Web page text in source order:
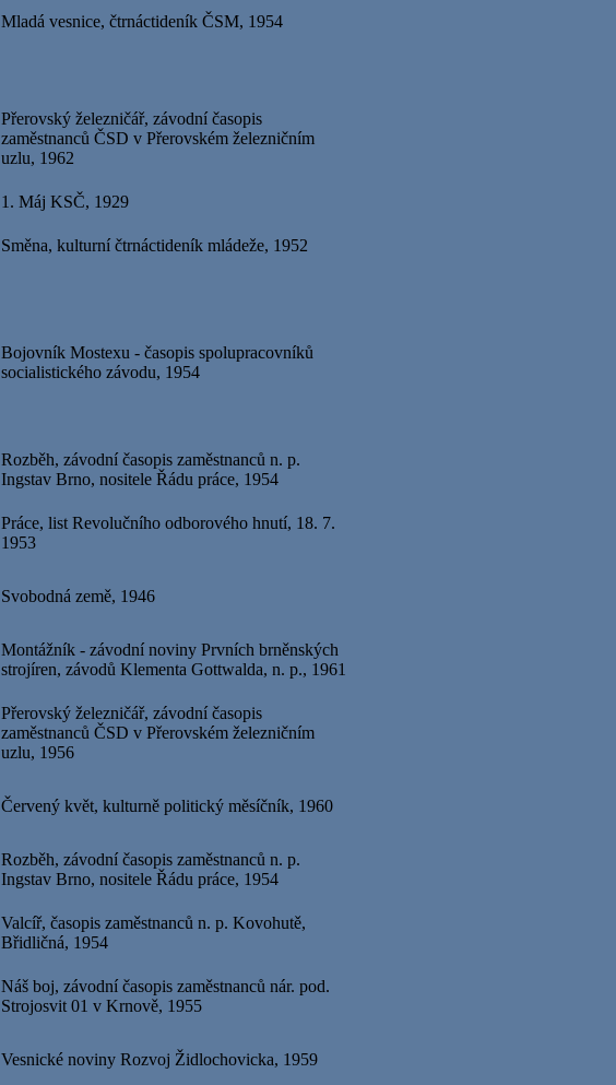
Mladá vesnice, čtrnáctideník ČSM, 1954
Přerovský železničář, závodní časopis
zaměstnanců ČSD v Přerovském železničním
uzlu, 1962
1. Máj KSČ, 1929
Směna, kulturní čtrnáctideník mládeže, 1952
Bojovník Mostexu - časopis spolupracovníků
socialistického závodu, 1954
Rozběh, závodní časopis zaměstnanců n. p.
Ingstav Brno, nositele Řádu práce, 1954
Práce, list Revolučního odborového hnutí, 18. 7.
1953
Svobodná země, 1946
Montážník - závodní noviny Prvních brněnských
strojíren, závodů Klementa Gottwalda, n. p., 1961
Přerovský železničář, závodní časopis
zaměstnanců ČSD v Přerovském železničním
uzlu, 1956
Červený květ, kulturně politický měsíčník, 1960
Rozběh, závodní časopis zaměstnanců n. p.
Ingstav Brno, nositele Řádu práce, 1954
Valcíř, časopis zaměstnanců n. p. Kovohutě,
Břidličná, 1954
Náš boj, závodní časopis zaměstnanců nár. pod.
Strojosvit 01 v Krnově, 1955
Vesnické noviny Rozvoj Židlochovicka, 1959